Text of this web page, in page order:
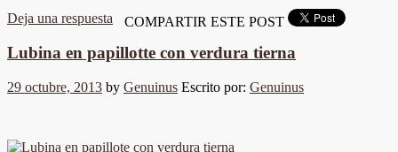
Deja una respuesta COMPARTIR ESTE POST
Lubina en papillotte con verdura tierna
29 octubre, 2013 by Genuinus Escrito por: Genuinus